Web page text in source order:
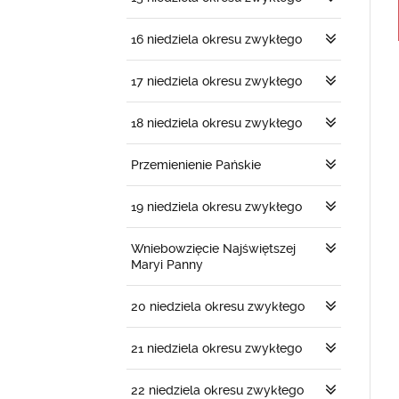
16 niedziela okresu zwykłego
17 niedziela okresu zwykłego
18 niedziela okresu zwykłego
Przemienienie Pańskie
19 niedziela okresu zwykłego
Wniebowzięcie Najświętszej
Maryi Panny
20 niedziela okresu zwykłego
21 niedziela okresu zwykłego
22 niedziela okresu zwykłego